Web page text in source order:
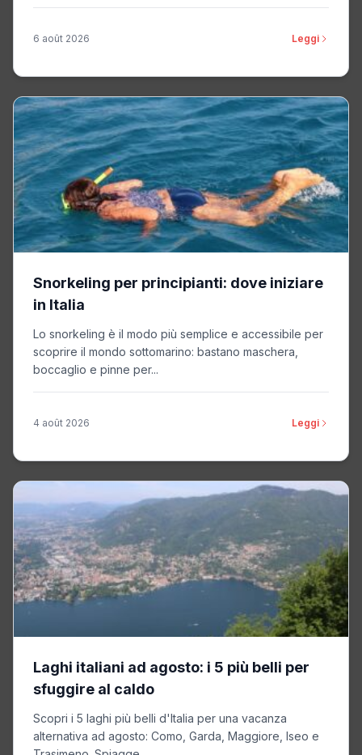
6 août 2026 Leggi
Snorkeling per principianti: dove iniziare
in Italia
Lo snorkeling è il modo più semplice e accessibile per
scoprire il mondo sottomarino: bastano maschera,
boccaglio e pinne per...
4 août 2026 Leggi
Laghi italiani ad agosto: i 5 più belli per
sfuggire al caldo
Scopri i 5 laghi più belli d'Italia per una vacanza
alternativa ad agosto: Como, Garda, Maggiore, Iseo e